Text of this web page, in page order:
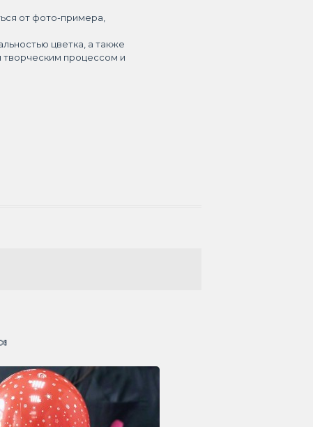
от фото-примера,
цветка, а также
творческим процессом и